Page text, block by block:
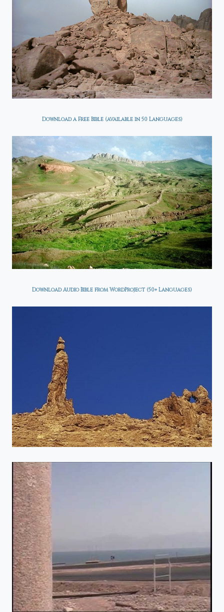
Download a Free Bible (available in 50 Languages)
Download Audio Bible from WordProject (50+ Languages)